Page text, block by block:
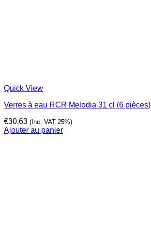
Quick View
Verres à eau RCR Melodia 31 cl (6 pièces)
€30,63 (Inc. VAT 25%)
Ajouter au panier